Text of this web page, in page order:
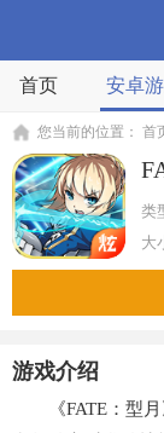
首页 安卓
您当前的位置： 首
类
大
游戏介绍
《FATE：型月